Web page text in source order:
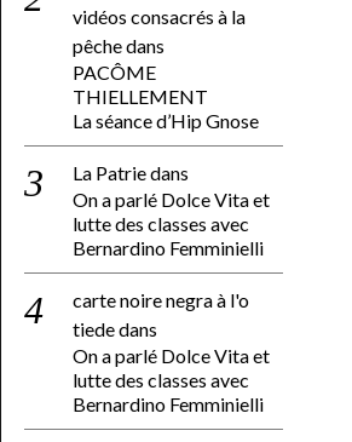
vidéos consacrés à la
pêchedans
PACÔME
THIELLEMENT
La séance d’Hip Gnose
La Patriedans
On a parlé Dolce Vita et
lutte des classes avec
Bernardino Femminielli
carte noire negra à l'o
tiededans
On a parlé Dolce Vita et
lutte des classes avec
Bernardino Femminielli